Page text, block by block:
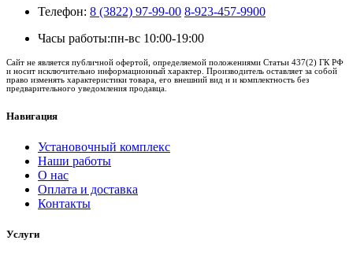
Телефон: 8 (3822) 97-99-00 8-923-457-9900
Часы работы:пн-вс 10:00-19:00
Сайт не является публичной офертой, определяемой положениями Статьи 437(2) ГК РФ
и носит исключительно информационный характер. Производитель оставляет за собой
право изменять характеристики товара, его внешний вид и и комплектность без
предварительного уведомления продавца.
Навигация
Установочный комплекс
Наши работы
О нас
Оплата и доставка
Контакты
Услуги